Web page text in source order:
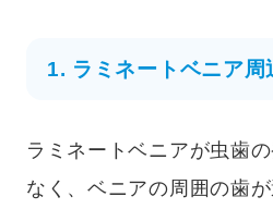
1. ラミネートベニア周
ラミネートベニアが虫歯
なく、ベニアの周囲の歯